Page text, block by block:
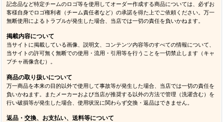
記念品など特定チームのロゴ等を使用してオーダー作成する商品については、必ずお
客様自身でロゴ権利者（チーム責任者など）の承諾を得た上でご依頼ください。万一
無断使用によるトラブルが発生した場合、当店では一切の責任を負いかねます。
掲載内容について
当サイトに掲載している画像、説明文、コンテンツ内容等のすべての情報について、
当サイトの許可無く無断での使用・流用・引用等を行うことを一切禁止します（キャ
プチャ画像含む）。
商品の取り扱いについて
万一商品を本来の目的以外で使用して事故等が発生した場合、当店では一切の責任を
負いかねます。またメーカーおよび当店が推奨する以外の方法で管理（洗濯含む）を
行い破損等が発生した場合、使用状況に関わらず交換・返品はできません。
返品・交換、お支払い、送料等について